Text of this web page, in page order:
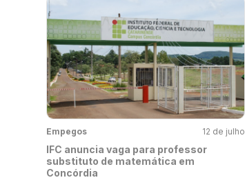
Empegos 12 de julho
IFC anuncia vaga para professor
substituto de matemática em
Concórdia